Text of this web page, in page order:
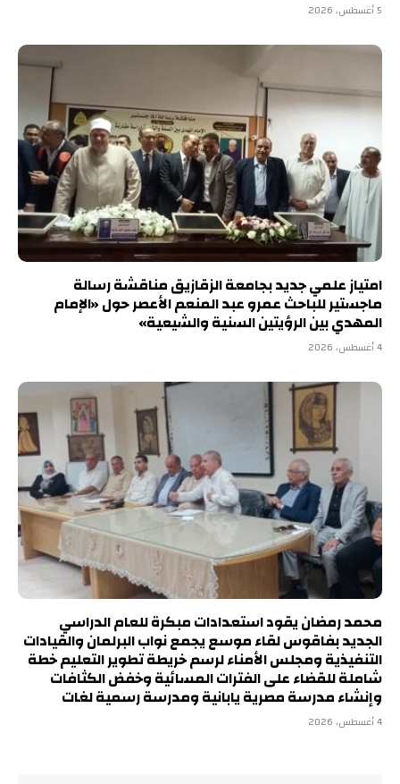
5 أغسطس، 2026
امتياز علمي جديد بجامعة الزقازيق مناقشة رسالة
ماجستير للباحث عمرو عبد المنعم الأعصر حول «الإمام
المهدي بين الرؤيتين السنية والشيعية»
4 أغسطس، 2026
محمد رمضان يقود استعدادات مبكرة للعام الدراسي
الجديد بفاقوس لقاء موسع يجمع نواب البرلمان والقيادات
التنفيذية ومجلس الأمناء لرسم خريطة تطوير التعليم خطة
شاملة للقضاء على الفترات المسائية وخفض الكثافات
وإنشاء مدرسة مصرية يابانية ومدرسة رسمية لغات
4 أغسطس، 2026